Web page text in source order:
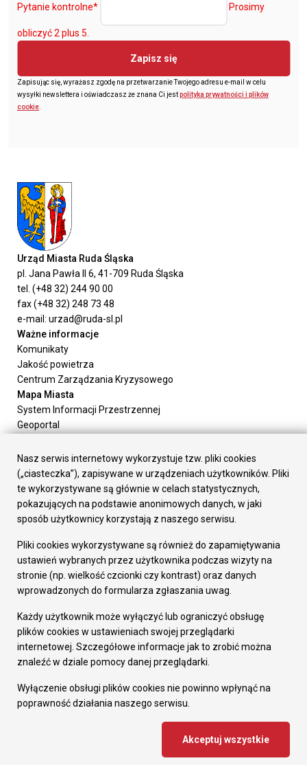
Pytanie kontrolne* Prosimy
obliczyć 2 plus 5.
Zapisz się
Zapisując się, wyrażasz zgodę na przetwarzanie Twojego adresu e-mail w celu
wysyłki newslettera i oświadczasz że znana Ci jestpolityka prywatności i plików
cookie
Urząd Miasta Ruda Śląska
pl. Jana Pawła II 6, 41-709 Ruda Śląska
tel. (+48 32) 244 90 00
fax (+48 32) 248 73 48
e-mail: urzad@ruda-sl.pl
Ważne informacje
Komunikaty
Jakość powietrza
Centrum Zarządzania Kryzysowego
Mapa Miasta
System Informacji Przestrzennej
Geoportal
Załatw sprawę
Prezydent Miasta
Rada Miasta
Wydziały
Elektroniczna Skrzynka Podawcza
Gospodarka
Fundusze europejskie
Środki krajowe
Oferty inwestycyjne
Pozostałe
Deklaracja dostępności
Dane osobowe
Dodaj opinię o witrynie
Nasz serwis internetowy wykorzystuje tzw. pliki cookies
(„ciasteczka”), zapisywane w urządzeniach użytkowników. Pliki
te wykorzystywane są głównie w celach statystycznych,
pokazujących na podstawie anonimowych danych, w jaki
sposób użytkownicy korzystają z naszego serwisu.
Pliki cookies wykorzystywane są również do zapamiętywania
ustawień wybranych przez użytkownika podczas wizyty na
stronie (np. wielkość czcionki czy kontrast) oraz danych
wprowadzonych do formularza zgłaszania uwag.
Każdy użytkownik może wyłączyć lub ograniczyć obsługę
plików cookies w ustawieniach swojej przeglądarki
internetowej. Szczegółowe informacje jak to zrobić można
znaleźć w dziale pomocy danej przeglądarki.
Wyłączenie obsługi plików cookies nie powinno wpłynąć na
poprawność działania naszego serwisu.
Akceptuj wszystkie